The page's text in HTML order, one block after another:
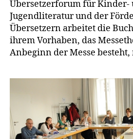
Übersetzerforum für Kinder-
Jugendliteratur und der
Übersetzern arbeitet die
ihrem Vorhaben, das
Anbeginn der Messe